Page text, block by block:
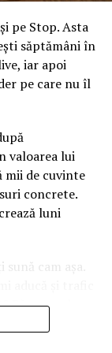
A scos cifre
time, Ce spun
emisiune TV a
mai
Chefi la
ediţie.
al Visurilor la
de 330.000
rupe
pe Stop. Asta
săptămâni în
iar apoi
pe care nu îl
valoarea lui
mii de cuvinte
concrete.
luni
cam așa.
Răspunsul
în care